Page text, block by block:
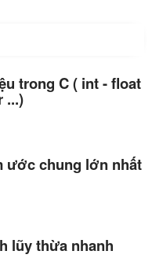
trong C ( int - float
...)
ước chung lớn nhất
lũy thừa nhanh